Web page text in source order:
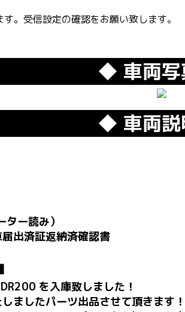
。受信設定の確認をお願い致します。
◆ 車両
◆ 車両
ー読み）
出済証返納済確認書
を入庫致しました！
ましたパーツ出品させて頂きます！